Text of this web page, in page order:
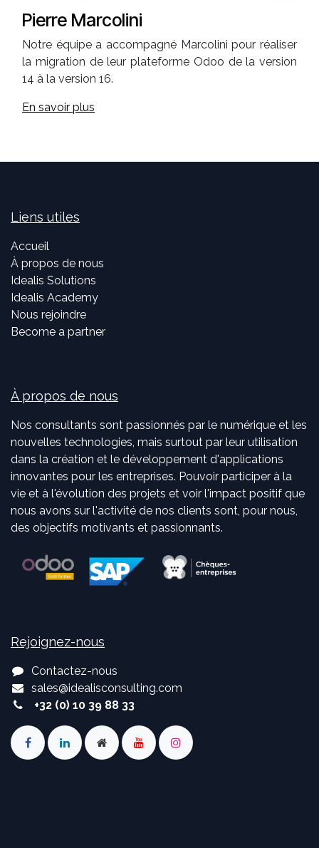
Pierre Marcolini
Notre équipe a accompagné Marcolini pour réaliser
la migration de leur plateforme Odoo de la version
14 à la version 16.
En savoir plus
Liens utiles
Accueil
À propos de nous
Idealis Solutions
Idealis Academy
Nous rejoindre
Become a partner
À propos de nous
Nos consultants sont passionnés par le numérique et les
nouvelles technologies, mais surtout par leur utilisation
dans la création et le développement d'applications
innovantes pour les entreprises. Pouvoir participer à la
vie et à l'évolution des projets et voir l'impact positif que
nous avons sur l'activité de nos clients sont, pour nous,
des objectifs motivants et passionnants.
Rejoignez-nous
Contactez-nous
sales@idealisconsulting.com
+32 (0) 10 39 88 33